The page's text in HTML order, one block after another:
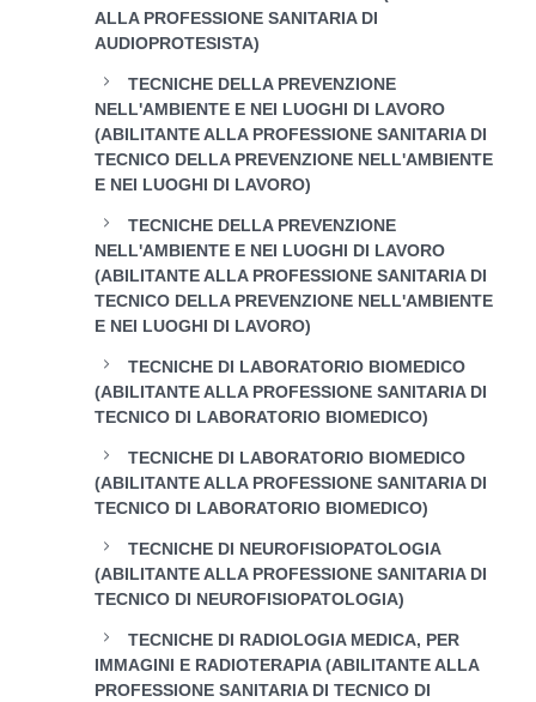
ALLA PROFESSIONE SANITARIA DI
AUDIOPROTESISTA)
TECNICHE DELLA PREVENZIONE
NELL'AMBIENTE E NEI LUOGHI DI LAVORO
(ABILITANTE ALLA PROFESSIONE SANITARIA DI
TECNICO DELLA PREVENZIONE NELL'AMBIENTE
E NEI LUOGHI DI LAVORO)
TECNICHE DELLA PREVENZIONE
NELL'AMBIENTE E NEI LUOGHI DI LAVORO
(ABILITANTE ALLA PROFESSIONE SANITARIA DI
TECNICO DELLA PREVENZIONE NELL'AMBIENTE
E NEI LUOGHI DI LAVORO)
TECNICHE DI LABORATORIO BIOMEDICO
(ABILITANTE ALLA PROFESSIONE SANITARIA DI
TECNICO DI LABORATORIO BIOMEDICO)
TECNICHE DI LABORATORIO BIOMEDICO
(ABILITANTE ALLA PROFESSIONE SANITARIA DI
TECNICO DI LABORATORIO BIOMEDICO)
TECNICHE DI NEUROFISIOPATOLOGIA
(ABILITANTE ALLA PROFESSIONE SANITARIA DI
TECNICO DI NEUROFISIOPATOLOGIA)
TECNICHE DI RADIOLOGIA MEDICA, PER
IMMAGINI E RADIOTERAPIA (ABILITANTE ALLA
PROFESSIONE SANITARIA DI TECNICO DI